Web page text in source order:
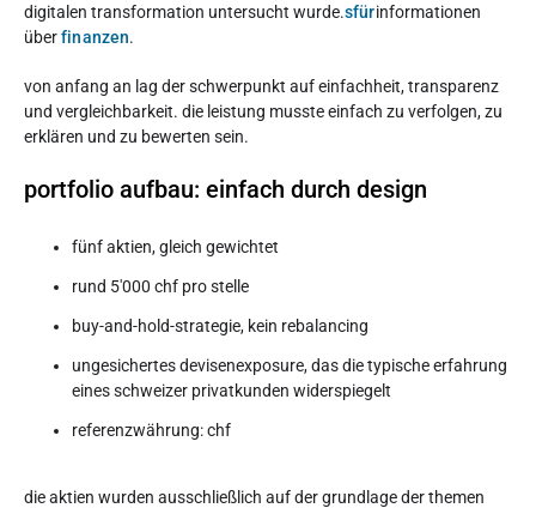
digitalen transformation untersucht wurde.sfürinformationen
überfinanzen.
von anfang an lag der schwerpunkt auf einfachheit, transparenz
und vergleichbarkeit. die leistung musste einfach zu verfolgen, zu
erklären und zu bewerten sein.
portfolio aufbau: einfach durch design
fünf aktien, gleich gewichtet
rund 5'000 chf pro stelle
buy-and-hold-strategie, kein rebalancing
ungesichertes devisenexposure, das die typische erfahrung
eines schweizer privatkunden widerspiegelt
referenzwährung: chf
die aktien wurden ausschließlich auf der grundlage der themen